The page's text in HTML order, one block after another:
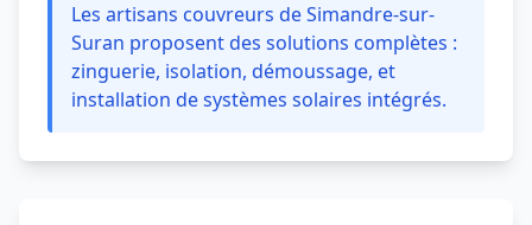
Les artisans couvreurs de Simandre-sur-
Suran proposent des solutions complètes :
zinguerie, isolation, démoussage, et
installation de systèmes solaires intégrés.